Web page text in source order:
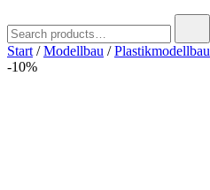
for:
Start /Modellbau /Plastikmodellbau
-10%